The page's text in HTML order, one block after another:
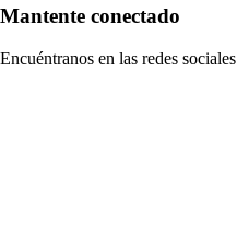
Mantente conectado
Encuéntranos en las redes sociales